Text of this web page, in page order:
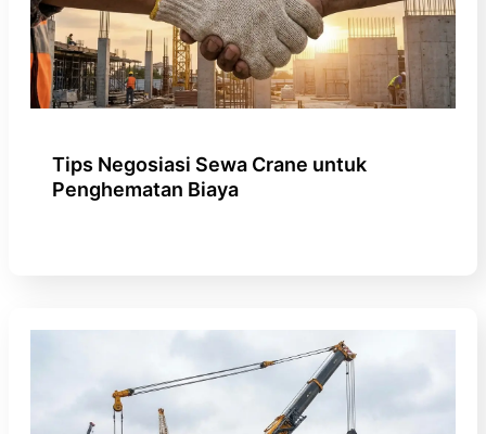
Tips Negosiasi Sewa Crane untuk
Penghematan Biaya